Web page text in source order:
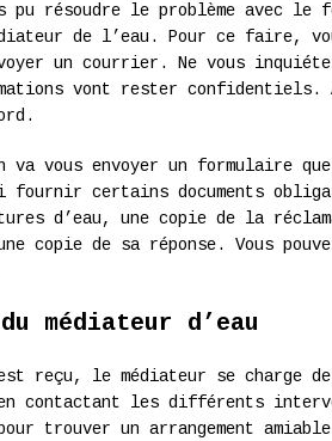
pu résoudre le problème avec le
de l’eau. Pour ce faire,
un courrier. Ne vous
vont rester confidentiels.
va vous envoyer un formulaire
fournir certains documents
d’eau, une copie de la
copie de sa réponse. Vous
médiateur d’eau
reçu, le médiateur se charge
en contactant les différents
trouver un arrangement